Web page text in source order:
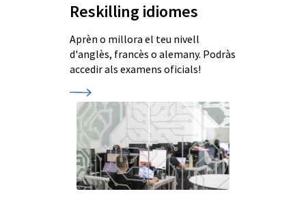
Reskilling idiomes
Aprèn o millora el teu nivell
d'anglès, francès o alemany. Podràs
accedir als examens oficials!